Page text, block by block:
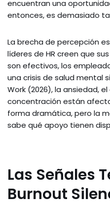
encuentran una
entonces, es demasiado
La brecha de percepción
líderes de HR creen que
son efectivos, los
una crisis de salud mental
Work (2026), la ansiedad,
concentración están
forma dramática, pero la
sabe qué apoyo tienen
Las Señales
Burnout